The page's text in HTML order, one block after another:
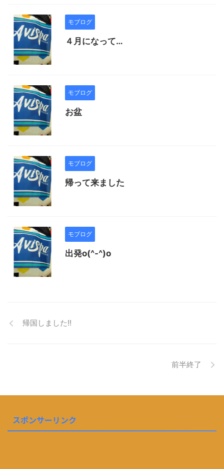
モブログ
４月になって…
モブログ
お盆
モブログ
帰って来ました
モブログ
出発o(^-^)o
帰国しました!!
前半終了
スポンサーリンク